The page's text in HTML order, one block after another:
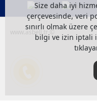
Size daha iyi
çerçevesinde, veri
sınırlı olmak üzere
bilgi ve izin iptali
www.asbell.tr ©